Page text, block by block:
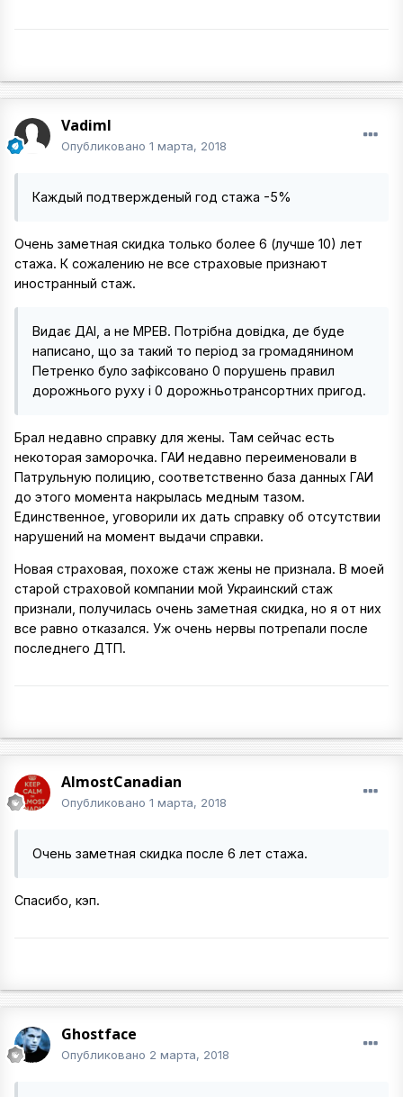
VadimI
Опубликовано 1 марта, 2018
Каждый подтвержденый год стажа -5%
Очень заметная скидка только более 6 (лучше 10) лет
стажа. К сожалению не все страховые признают
иностранный стаж.
Видає ДАІ, а не МРЕВ. Потрібна довідка, де буде
написано, що за такий то період за громадянином
Петренко було зафіксовано 0 порушень правил
дорожнього руху і 0 дорожньотрансортних пригод.
Брал недавно справку для жены. Там сейчас есть
некоторая заморочка. ГАИ недавно переименовали в
Патрульную полицию, соответственно база данных ГАИ
до этого момента накрылась медным тазом.
Единственное, уговорили их дать справку об отсутствии
нарушений на момент выдачи справки.
Новая страховая, похоже стаж жены не признала. В моей
старой страховой компании мой Украинский стаж
признали, получилась очень заметная скидка, но я от них
все равно отказался. Уж очень нервы потрепали после
последнего ДТП.
AlmostCanadian
Опубликовано 1 марта, 2018
Очень заметная скидка после 6 лет стажа.
Спасибо, кэп.
Ghostface
Опубликовано 2 марта, 2018